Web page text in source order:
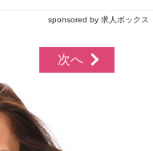
sponsored by 求人ボックス
次へ